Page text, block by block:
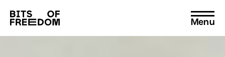
Search
for:
Menu